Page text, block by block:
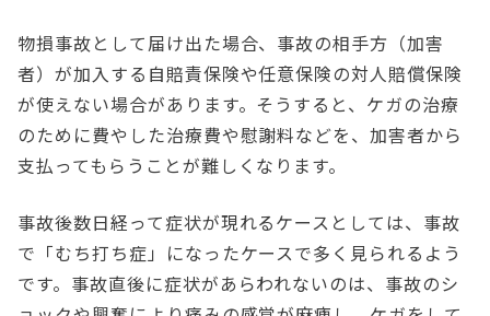
物損事故として届け出た場合、事故の相手方（加害
者）が加入する自賠責保険や任意保険の対人賠償保険
が使えない場合があります。そうすると、ケガの治療
のために費やした治療費や慰謝料などを、加害者から
支払ってもらうことが難しくなります。
事故後数日経って症状が現れるケースとしては、事故
で「むち打ち症」になったケースで多く見られるよう
です。事故直後に症状があらわれないのは、事故のシ